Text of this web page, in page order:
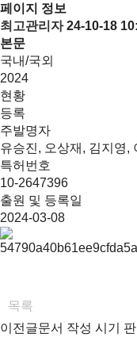
페이지 정보
최고관리자 24-10-18
본문
국내/국외
2024
현황
등록
주발명자
유승진, 오상재, 김지영,
특허번호
10-2647396
출원 및 등록일
2024-03-08
목록
이전글문서 작성 시기